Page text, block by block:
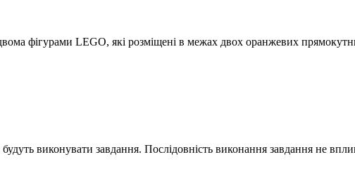
фігурами LEGO, які розміщені в межах двох оранжевих
виконувати завдання. Послідовність виконання завдання не